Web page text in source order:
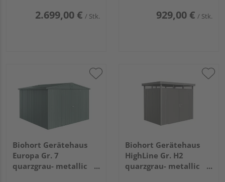
2.699,00 € / Stk. 929,00 € / Stk.
Biohort Gerätehaus
Europa Gr. 7
quarzgrau- metallic
Biohort Gerätehaus
HighLine Gr. H2
quarzgrau- metallic